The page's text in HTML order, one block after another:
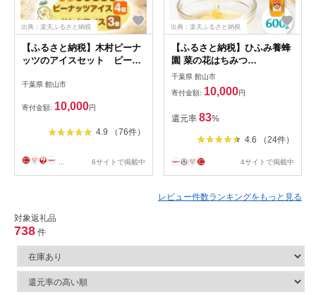
出典：楽天ふるさと納税
【ふるさと納税】木村ピーナ
ッツのアイスセット ピーナ
ス3個【配送不可地域：離
千葉県 館山市
寄付金額: 10,000円
4.9 （76件）
6サイトで掲載中
出典：楽天ふるさと納税
【ふるさと納税】ひふみ養蜂
園 菜の花はちみつ
600g【1486510】
千葉県 館山市
寄付金額: 10,000円
還元率 83%
4.6 （24件）
4サイトで掲載中
レビュー件数ランキングをもっと見る
対象返礼品
738 件